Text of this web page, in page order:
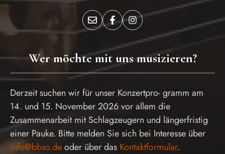
Wer möchte mit uns musizieren?
Derzeit suchen wir für unser Konzertpro- gramm am
14. und 15. November 2026 vor allem die
Zusammenarbeit mit Schlagzeugern und längerfristig
einer Pauke. Bitte melden Sie sich bei Interesse über
info@bbso.deoder über das Kontaktformular.